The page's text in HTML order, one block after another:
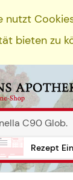
nutzt
bieten zu
Rezept